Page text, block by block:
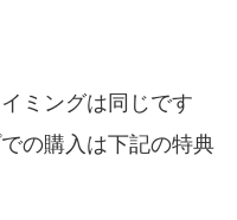
ミングは同じです
の購入は下記の特典